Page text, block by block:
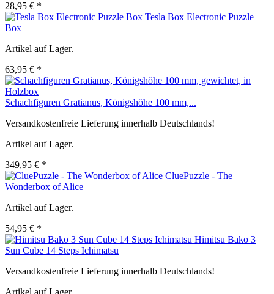
28,95 € *
Tesla Box Electronic Puzzle
Box
Artikel auf Lager.
63,95 € *
Schachfiguren Gratianus, Königshöhe 100 mm,...
Versandkostenfreie Lieferung innerhalb Deutschlands!
Artikel auf Lager.
349,95 € *
CluePuzzle - The
Wonderbox of Alice
Artikel auf Lager.
54,95 € *
Himitsu Bako 3
Sun Cube 14 Steps Ichimatsu
Versandkostenfreie Lieferung innerhalb Deutschlands!